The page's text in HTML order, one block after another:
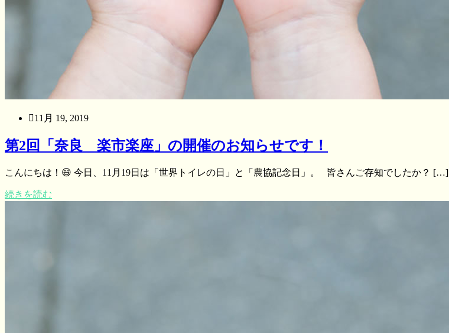
11月 19, 2019
第2回「奈良 楽市楽座」の開催のお知らせです！
こんにちは！😄 今日、11月19日は「世界トイレの日」と「農協記念日」。 皆さんご存知でしたか？ […]
続きを読む